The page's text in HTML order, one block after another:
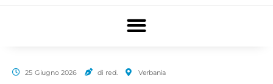
25 Giugno 2026 di red. Verbania